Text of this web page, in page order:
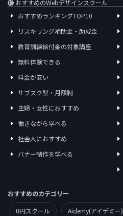
おすすめのWebデザインスクール
おすすめランキングTOP10
リスキリング補助金・助成金
教育訓練給付金の対象講座
無料体験できる
料金が安い
サブスク型・月額制
主婦・女性におすすめ
働きながら学べる
社会人におすすめ
バナー制作を学べる
おすすめのカテゴリー
0円スクール
Aidemy(アイデミー)